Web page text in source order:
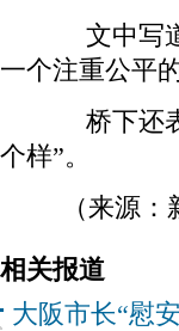
文中写道
一个注重公平
桥下还表
个样”。
（来源：
相关报道
大阪市长“慰